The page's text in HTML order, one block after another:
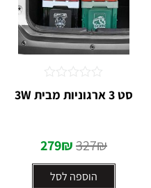
סט 3 ארגוניות מבית 3W
327₪
279₪
הוספה לסל
0